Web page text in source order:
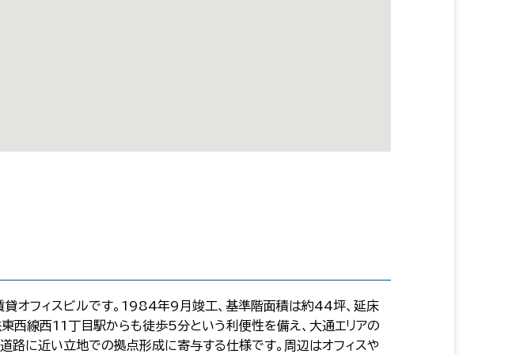
貸オフィスビルです。1984年9月竣工、基準階面積は約44坪、延床
線西11丁目駅からも徒歩5分という利便性を備え、大通エリアの
路に近い立地での拠点形成に寄与する仕様です。周辺はオフィスや